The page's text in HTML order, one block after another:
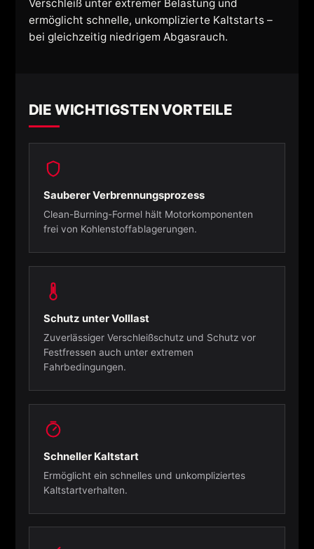
Verschleiß unter extremer Belastung und
ermöglicht schnelle, unkomplizierte Kaltstarts –
bei gleichzeitig niedrigem Abgasrauch.
DIE WICHTIGSTEN VORTEILE
Sauberer Verbrennungsprozess
Clean-Burning-Formel hält Motorkomponenten
frei von Kohlenstoffablagerungen.
Schutz unter Volllast
Zuverlässiger Verschleißschutz und Schutz vor
Festfressen auch unter extremen
Fahrbedingungen.
Schneller Kaltstart
Ermöglicht ein schnelles und unkompliziertes
Kaltstartverhalten.